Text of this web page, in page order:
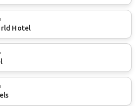
Hotel